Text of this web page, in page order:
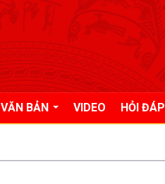
VĂN BẢN VIDEO HỎI ĐÁP